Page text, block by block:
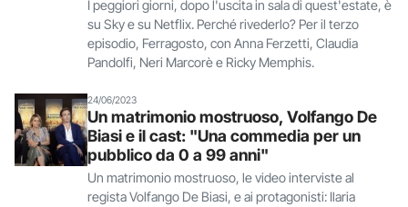
I peggiori giorni, dopo l'uscita in sala di quest'estate, è
su Sky e su Netflix. Perché rivederlo? Per il terzo
episodio, Ferragosto, con Anna Ferzetti, Claudia
Pandolfi, Neri Marcorè e Ricky Memphis.
24/06/2023
Un matrimonio mostruoso, Volfango De
Biasi e il cast: "Una commedia per un
pubblico da 0 a 99 anni"
Un matrimonio mostruoso, le video interviste al
regista Volfango De Biasi, e ai protagonisti: Ilaria